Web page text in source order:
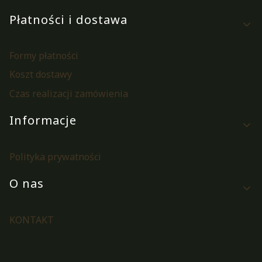
Płatności i dostawa
Formy płatności
Koszt dostawy
Czas realizacji zamówienia
Informacje
Polityka prywatności
O nas
KONTAKT